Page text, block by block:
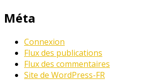
Méta
Connexion
Flux des publications
Flux des commentaires
Site de WordPress-FR